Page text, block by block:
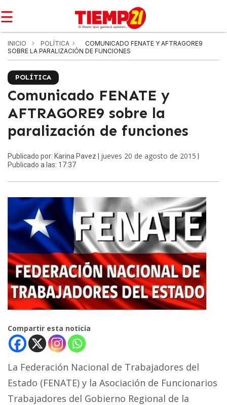
☰
INICIO POLÍTICA
COMUNICADO FENATE Y AFTRAGORE9
SOBRE LA PARALIZACIÓN DE FUNCIONES
POLÍTICA
Comunicado FENATE y
AFTRAGORE9 sobre la
paralización de funciones
Publicado por: Karina Pavez | jueves 20 de agosto de 2015
Publicado a las: 17:37
Compartir esta noticia
La Federación Nacional de Trabajadores del
Estado (FENATE) y la Asociación de Funcionarios
Trabajadores del Gobierno Regional de la